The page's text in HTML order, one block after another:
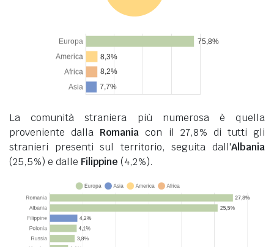
La comunità straniera più numerosa è quella
proveniente dalla Romania con il 27,8% di tutti gli
stranieri presenti sul territorio, seguita dall'Albania
(25,5%) e dalle Filippine (4,2%).